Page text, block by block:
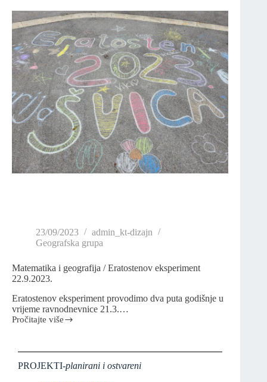
23/09/2023
admin_kt-dizajn
Geografska grupa
Matematika i geografija / Eratostenov eksperiment
22.9.2023.
Eratostenov eksperiment provodimo dva puta godišnje u
vrijeme ravnodnevnice 21.3.…
Pročitajte više
PROJEKTI-planirani i ostvareni